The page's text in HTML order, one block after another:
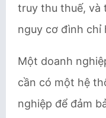
truy thu thuế, và
nguy cơ đình chỉ
Một doanh
cần có một hệ
nghiệp để đảm